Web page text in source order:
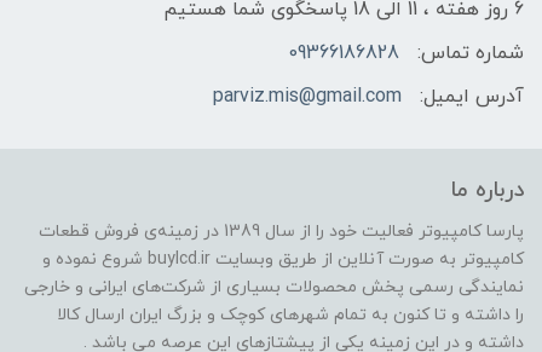
6 روز هفته ، 11 الی 18 پاسخگوی شما هستیم
شماره تماس:
09366186828
آدرس ایمیل:
parviz.mis@gmail.com
درباره ما
پارسا کامپیوتر فعالیت خود را از سال 1389 در زمینه‌ی فروش قطعات
کامپیوتر به صورت آنلاین از طریق وبسایت buylcd.ir شروع نموده و
نمایندگی رسمی پخش محصولات بسیاری از شرکت‌های ایرانی و خارجی
را داشته و تا کنون به تمام شهرهای کوچک و بزرگ ایران ارسال کالا
داشته و در این زمینه یکی از پیشتازهای این عرصه می باشد .